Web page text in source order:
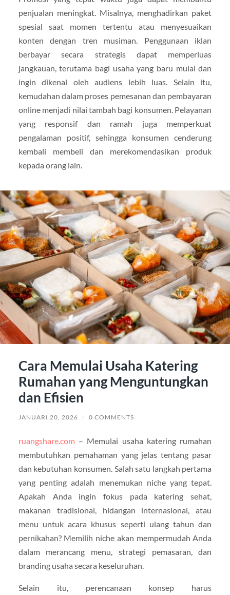
penjualan meningkat. Misalnya, menghadirkan paket
spesial saat momen tertentu atau menyesuaikan
konten dengan tren musiman. Penggunaan iklan
berbayar secara strategis dapat memperluas
jangkauan, terutama bagi usaha yang baru mulai dan
ingin dikenal oleh audiens lebih luas. Selain itu,
kemudahan dalam proses pemesanan dan pembayaran
online menjadi nilai tambah bagi konsumen. Pelayanan
yang responsif dan ramah juga memperkuat
pengalaman positif, sehingga konsumen cenderung
kembali membeli dan merekomendasikan produk
kepada orang lain.
Cara Memulai Usaha Katering
Rumahan yang Menguntungkan
dan Efisien
JANUARI 20, 2026 / 0 COMMENTS
ruangshare.com – Memulai usaha katering rumahan
membutuhkan pemahaman yang jelas tentang pasar
dan kebutuhan konsumen. Salah satu langkah pertama
yang penting adalah menemukan niche yang tepat.
Apakah Anda ingin fokus pada katering sehat,
makanan tradisional, hidangan internasional, atau
menu untuk acara khusus seperti ulang tahun dan
pernikahan? Memilih niche akan mempermudah Anda
dalam merancang menu, strategi pemasaran, dan
branding usaha secara keseluruhan.
Selain itu, perencanaan konsep harus